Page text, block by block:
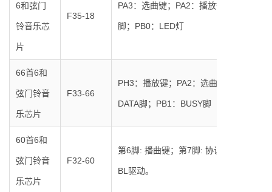
6和弦门
铃音乐芯
片
F35-18
PA3：选曲键；PA2：播放键；PA1:
脚；PB0：LED灯
66首6和
弦门铃音
乐芯片
F33-66
PH3：播放键；PA2：选曲键；PA3:
DATA脚；PB1：BUSY脚
60首6和
弦门铃音
乐芯片
F32-60
第6脚: 播曲键；第7脚: 协议脚；第8脚:
BL驱动。